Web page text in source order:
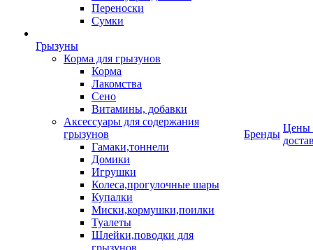
Переноски
Сумки
Грызуны
Корма для грызунов
Корма
Лакомства
Сено
Витамины, добавки
Аксессуары для содержания
грызунов
Гамаки,тоннели
Домики
Игрушки
Колеса,прогулочные шары
Купалки
Миски,кормушки,поилки
Туалеты
Шлейки,поводки для
грызунов
Бренды
Цены